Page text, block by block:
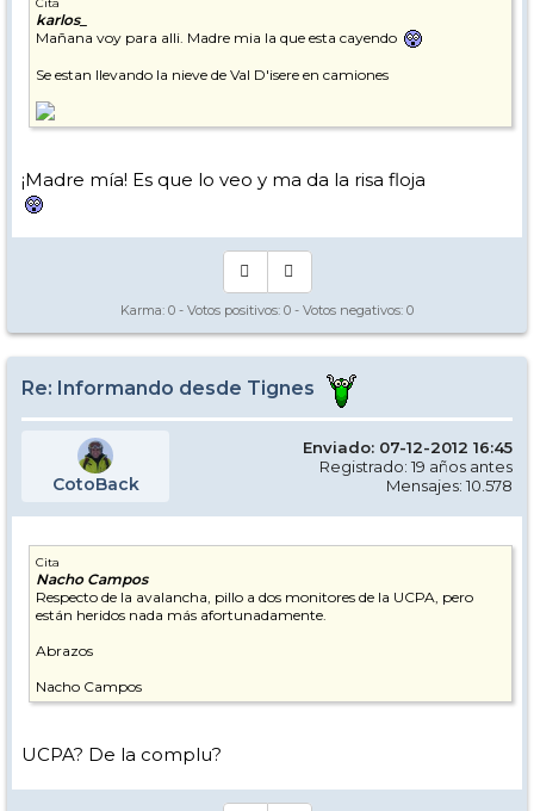
karlos_
Mañana voy para alli. Madre mia la que esta cayendo
Se estan llevando la nieve de Val D'isere en camiones
¡Madre mía! Es que lo veo y ma da la risa floja
Karma: 0 - Votos positivos: 0 - Votos negativos: 0
Re: Informando desde Tignes
CotoBack
Enviado: 07-12-2012 16:45
Registrado: 19 años antes
Mensajes: 10.578
Cita
Nacho Campos
Respecto de la avalancha, pillo a dos monitores de la UCPA, pero
están heridos nada más afortunadamente.
Abrazos
Nacho Campos
UCPA? De la complu?